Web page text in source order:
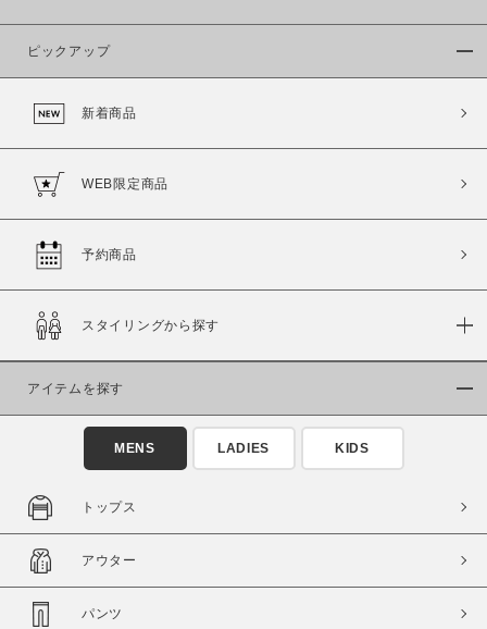
価格
商品タイプ
通常商品
在庫
在庫あり 在庫なし含む
ピックアップ
新着商品
WEB限定商品
予約商品
スタイリングから探す
アイテムを探す
MENS LADIES KIDS
トップス
アウター
パンツ